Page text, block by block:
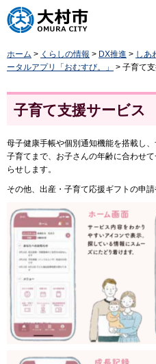
大村市
ホーム > くらしの情報 > DX推進 > しあ
ータルアプリ「おむすび。」
> 子育て
子育て支援サービス
母子健康手帳や個別通知機能を搭載し
子育てまで、お子さんの年齢に合わせ
らせします。
その他、出産・子育て応援ギフトの申